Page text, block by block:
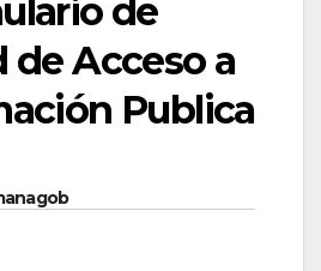
de
de Acceso a
Publica